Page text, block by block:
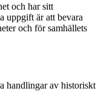
och har sitt
uppgift är att bevara
och för samhällets
handlingar av historiskt